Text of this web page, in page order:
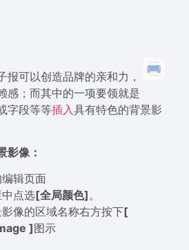
报可以创造品牌的亲和力，
感；而其中的一项要领就是
字段等等插入具有特色的背景影
影像：
辑页面
点选[全局颜色]。
像的区域名称右方按下[
]图示